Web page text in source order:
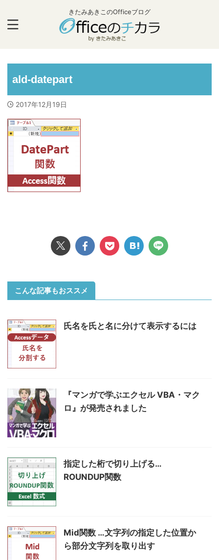
きたみあきこのOfficeブログ
ald-datepart
2017年12月19日
こんな記事もおススメ
氏名を氏と名に分けて表示するには
『マンガで学ぶエクセル VBA・マク
ロ』が発売されました
指定した桁で切り上げる…
ROUNDUP関数
Mid関数 …文字列の指定した位置か
ら部分文字列を取り出す